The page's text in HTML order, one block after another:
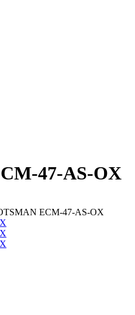
47-AS-OX
ECM-47-AS-OX